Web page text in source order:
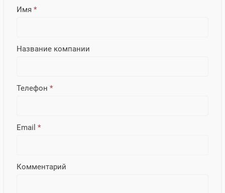
Имя *
Название компании
Телефон *
Email *
Комментарий